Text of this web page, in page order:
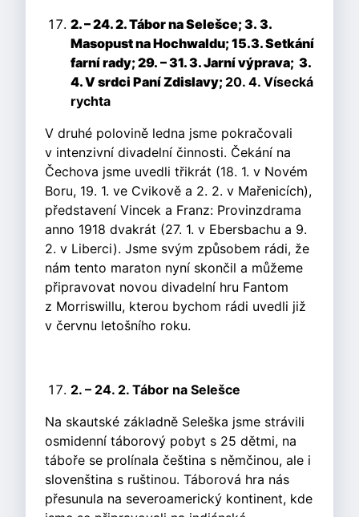
2. – 24. 2. Tábor na Selešce; 3. 3.
Masopust na Hochwaldu;15.3. Setkání
farní rady; 29. – 31. 3. Jarní výprava; 3.
4. V srdci Paní Zdislavy; 20. 4. Vísecká
rychta
V druhé polovině ledna jsme pokračovali
v intenzivní divadelní činnosti. Čekání na
Čechova jsme uvedli třikrát (18. 1. v Novém
Boru, 19. 1. ve Cvikově a 2. 2. v Mařenicích),
představení Vincek a Franz: Provinzdrama
anno 1918 dvakrát (27. 1. v Ebersbachu a 9.
2. v Liberci). Jsme svým způsobem rádi, že
nám tento maraton nyní skončil a můžeme
připravovat novou divadelní hru Fantom
z Morriswillu, kterou bychom rádi uvedli již
v červnu letošního roku.
2. – 24. 2. Tábor na Selešce
Na skautské základně Seleška jsme strávili
osmidenní táborový pobyt s 25 dětmi, na
táboře se prolínala čeština s němčinou, ale i
slovenština s ruštinou. Táborová hra nás
přesunula na severoamerický kontinent, kde